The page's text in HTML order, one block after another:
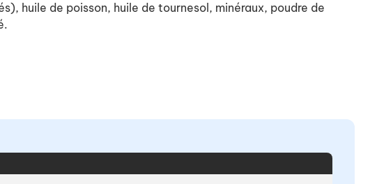
huile de poisson, huile de tournesol, minéraux, poudre de